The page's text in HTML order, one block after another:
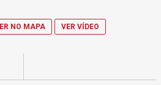
NO MAPA VER VÍDEO